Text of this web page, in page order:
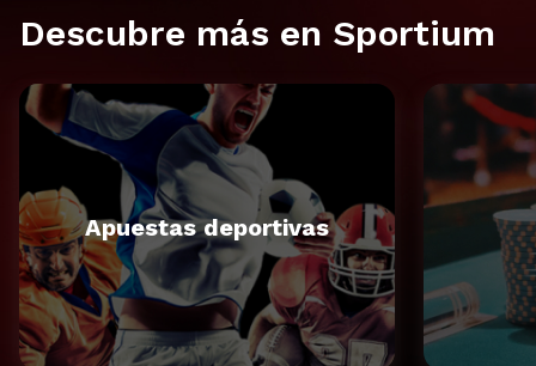
Descubre más en Sportium
Apuestas deportivas